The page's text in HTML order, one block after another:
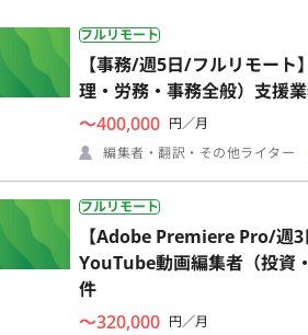
フルリモート
【事務/週5日/フルリモート
理・労務・事務全般）支援
〜400,000 円／月
編集者・翻訳・その他ライター
フルリモート
【Adobe Premiere Pro/週3
YouTube動画編集者（投資
件
〜320,000 円／月